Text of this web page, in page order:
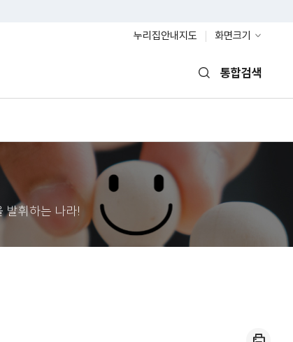
누리집안내지도
화면크기
통합검색
발휘하는 나라!